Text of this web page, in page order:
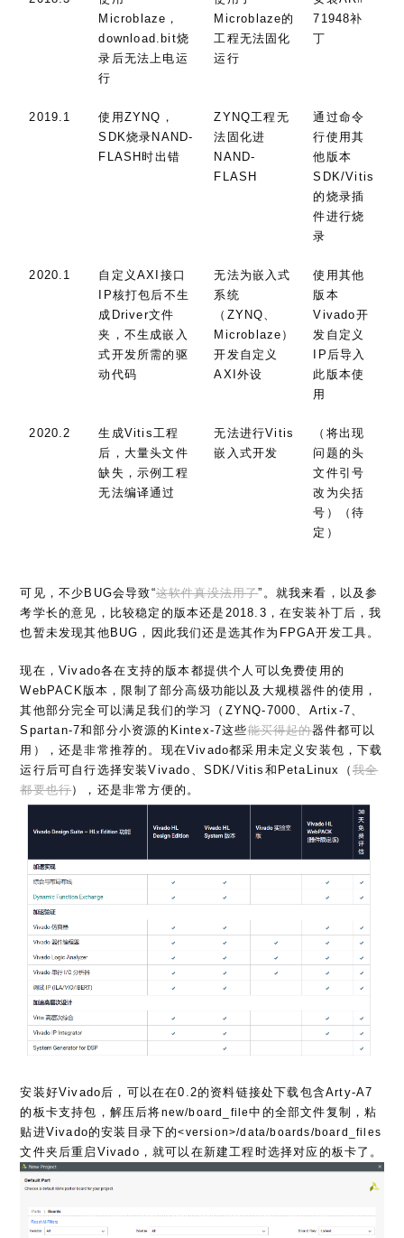
Microblaze，
download.bit烧
录后无法上电运
行
Microblaze的
工程无法固化
运行
71948补
丁
2019.1
使用ZYNQ，
SDK烧录NAND-
FLASH时出错
ZYNQ工程无
法固化进
NAND-
FLASH
通过命令
行使用其
他版本
SDK/Vitis
的烧录插
件进行烧
录
2020.1
自定义AXI接口
IP核打包后不生
成Driver文件
夹，不生成嵌入
式开发所需的驱
动代码
无法为嵌入式
系统
（ZYNQ、
Microblaze）
开发自定义
AXI外设
使用其他
版本
Vivado开
发自定义
IP后导入
此版本使
用
2020.2
生成Vitis工程
后，大量头文件
缺失，示例工程
无法编译通过
无法进行Vitis
嵌入式开发
（将出现
问题的头
文件引号
改为尖括
号）（待
定）
可见，不少BUG会导致“这软件真没法用了”。就我来看，以及参
考学长的意见，比较稳定的版本还是2018.3，在安装补丁后，我
也暂未发现其他BUG，因此我们还是选其作为FPGA开发工具。
现在，Vivado各在支持的版本都提供个人可以免费使用的
WebPACK版本，限制了部分高级功能以及大规模器件的使用，
其他部分完全可以满足我们的学习（ZYNQ-7000、Artix-7、
Spartan-7和部分小资源的Kintex-7这些能买得起的器件都可以
用），还是非常推荐的。现在Vivado都采用未定义安装包，下载
运行后可自行选择安装Vivado、SDK/Vitis和PetaLinux（ 我全
都要也行），还是非常方便的。
安装好Vivado后，可以在在0.2的资料链接处下载包含Arty-A7
的板卡支持包，解压后将new/board_file中的全部文件复制，粘
贴进Vivado的安装目录下的<version>/data/boards/board_files
文件夹后重启Vivado，就可以在新建工程时选择对应的板卡了。